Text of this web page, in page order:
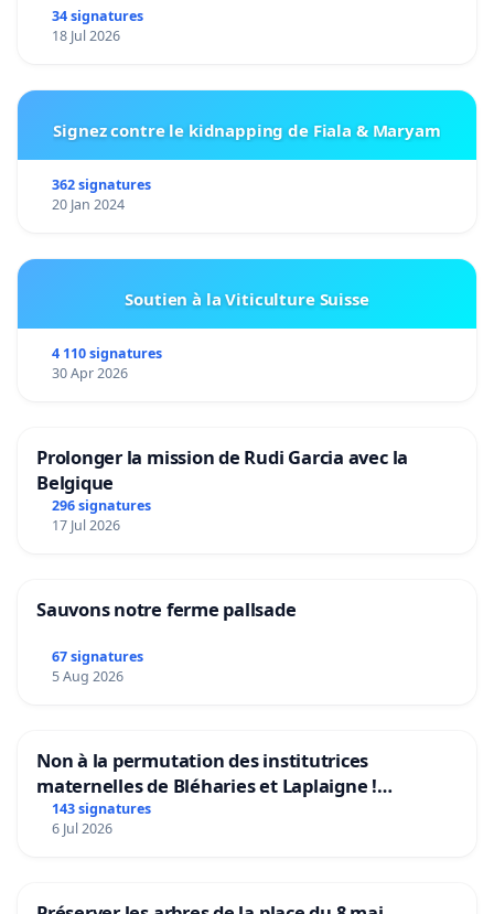
34 signatures
18 Jul 2026
Signez contre le kidnapping de Fiala & Maryam
362 signatures
20 Jan 2024
Soutien à la Viticulture Suisse
4 110 signatures
30 Apr 2026
Prolonger la mission de Rudi Garcia avec la
Belgique
296 signatures
17 Jul 2026
Sauvons notre ferme pallsade
67 signatures
5 Aug 2026
Non à la permutation des institutrices
maternelles de Bléharies et Laplaigne !
Préservons la stabilité de nos enfants.
143 signatures
6 Jul 2026